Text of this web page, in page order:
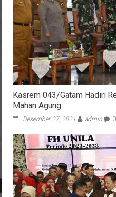
Kasrem 043/Gatam Hadiri
Mahan Agung
Desember 27, 2021 admin 0